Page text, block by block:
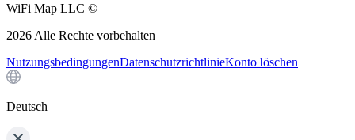
WiFi Map LLC ©
2026 Alle Rechte vorbehalten
NutzungsbedingungenDatenschutzrichtlinieKonto löschen
Deutsch